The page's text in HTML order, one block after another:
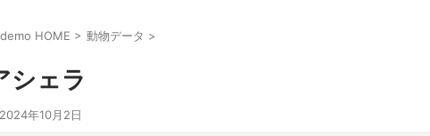
犬のこと
犬のしつけ
犬のアイテム
猫のこと
猫のしつけ
猫のアイテム
ペットフード
HOME > 動物データ >
シェラ
2024年10月2日